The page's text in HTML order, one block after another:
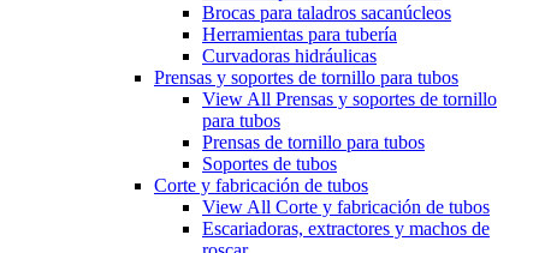
Brocas para taladros sacanúcleos
Herramientas para tubería
Curvadoras hidráulicas
Prensas y soportes de tornillo para tubos
View All Prensas y soportes de tornillo
para tubos
Prensas de tornillo para tubos
Soportes de tubos
Corte y fabricación de tubos
View All Corte y fabricación de tubos
Escariadoras, extractores y machos de